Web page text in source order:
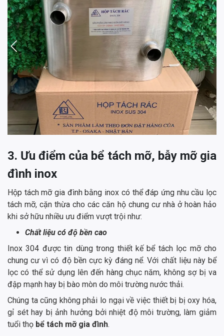
3. Ưu điểm của bể tách mỡ, bẫy mỡ gia
đình inox
Hộp tách mỡ gia đình bằng inox có thể đáp ứng nhu cầu lọc
tách mỡ, cặn thừa cho các căn hộ chung cư nhà ở hoàn hảo
khi sở hữu nhiều ưu điểm vượt trội như:
Chất liệu có độ bền cao
Inox 304 được tin dùng trong thiết kế bể tách lọc mỡ cho
chung cư vì có độ bền cực kỳ đáng nể. Với chất liệu này bể
lọc có thể sử dụng lên đến hàng chục năm, không sợ bị va
đập mạnh hay bị bào mòn do môi trường nước thải.
Chúng ta cũng không phải lo ngại về việc thiết bị bị oxy hóa,
gỉ sét hay bị ảnh hưởng bởi nhiệt độ môi trường, làm giảm
tuổi thọ bể tách mỡ gia đình.